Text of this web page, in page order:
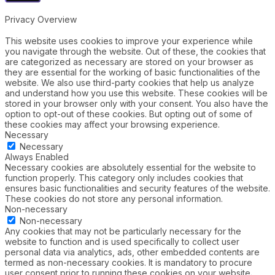
Privacy Overview
This website uses cookies to improve your experience while
you navigate through the website. Out of these, the cookies that
are categorized as necessary are stored on your browser as
they are essential for the working of basic functionalities of the
website. We also use third-party cookies that help us analyze
and understand how you use this website. These cookies will be
stored in your browser only with your consent. You also have the
option to opt-out of these cookies. But opting out of some of
these cookies may affect your browsing experience.
Necessary
Necessary
Always Enabled
Necessary cookies are absolutely essential for the website to
function properly. This category only includes cookies that
ensures basic functionalities and security features of the website.
These cookies do not store any personal information.
Non-necessary
Non-necessary
Any cookies that may not be particularly necessary for the
website to function and is used specifically to collect user
personal data via analytics, ads, other embedded contents are
termed as non-necessary cookies. It is mandatory to procure